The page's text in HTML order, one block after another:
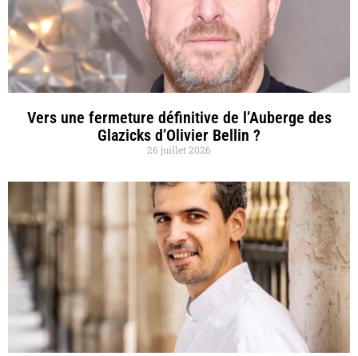
Vers une fermeture définitive de l’Auberge des
Glazicks d’Olivier Bellin ?
26 juillet 2026